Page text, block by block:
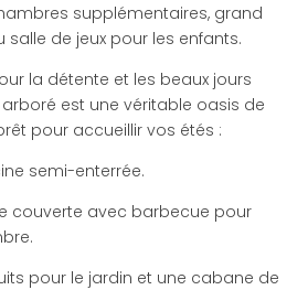
supplémentaires, grand
de jeux pour les enfants.
la détente et les beaux jours
est une véritable oasis de
pour accueillir vos étés :
semi-enterrée.
couverte avec barbecue pour
pour le jardin et une cabane de